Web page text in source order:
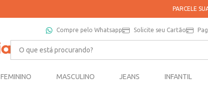
PARCELE
Compre pelo Whatsapp Solicite seu Cartão
O que está procurando?
FEMININO MASCULINO JEANS INFANTIL